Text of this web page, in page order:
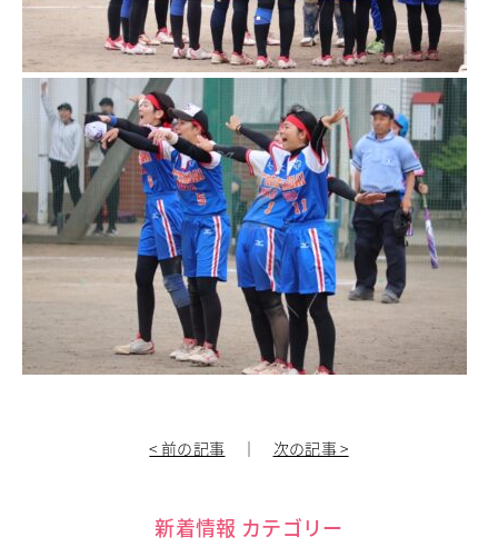
部活動
練習風景
部活動指導者紹介
制服紹介
デジタルリーフレット／パンフレット
進路・進学 Career Guidance
進路実績
指定校推薦
進学指導イベント（キャリアイベント）
卒業生の声
その他 Others
登校許可証明書< 前の記事 ｜ 次の記事 >
新着情報 カテゴリー